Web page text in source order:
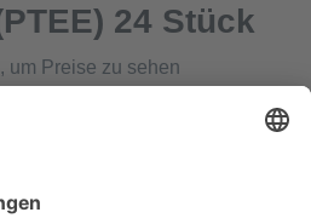
24 Stück
um Preise zu sehen